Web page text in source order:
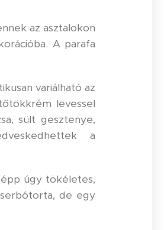
az asztalokon
A parafa
variálható az
levessel
sült gesztenye,
a
úgy tökéletes,
de egy